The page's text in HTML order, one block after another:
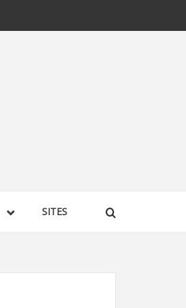
SITES